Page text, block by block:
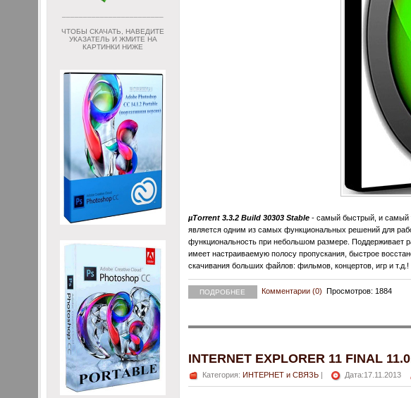
ЧТОБЫ СКАЧАТЬ, НАВЕДИТЕ
УКАЗАТЕЛЬ И ЖМИТЕ НА
КАРТИНКИ НИЖЕ
µTorrent 3.3.2 Build 30303 Stable- самый быстрый, и самый
является одним из самых функциональных решений для
функциональность при небольшом размере. Поддерживает
имеет настраиваемую полосу пропускания, быстрое
скачивания больших файлов: фильмов, концертов, игр и т.д.!
ПОДРОБНЕЕ Комментарии (0) Просмотров: 1884
INTERNET EXPLORER 11 FINAL
Категория: ИНТЕРНЕТ и СВЯЗЬ| Дата:17.11.2013